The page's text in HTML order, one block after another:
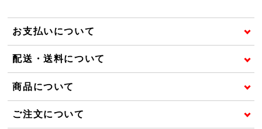
お支払いについて
配送・送料について
商品について
ご注文について